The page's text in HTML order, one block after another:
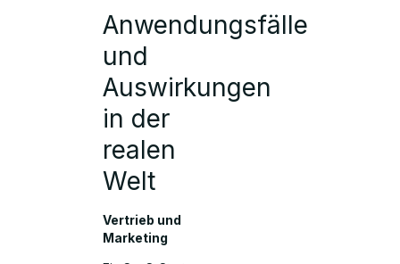
Anwendungsfälle
und
Auswirkungen
in der
realen
Welt
Vertrieb und
Marketing